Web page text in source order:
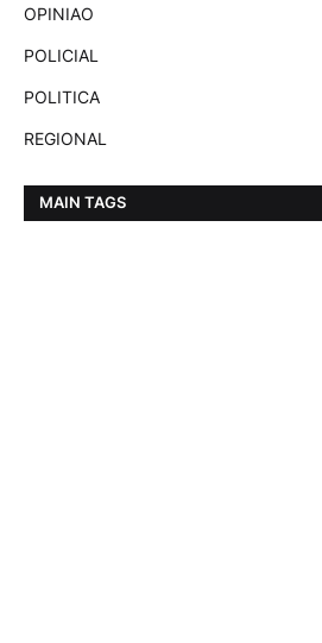
OPINIAO
POLICIAL
POLITICA
REGIONAL
MAIN TAGS